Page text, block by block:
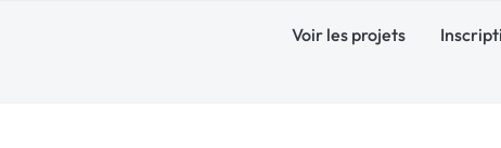
Voir les projets